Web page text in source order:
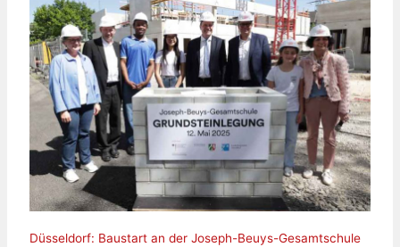
Düsseldorf: Baustart an der Joseph-Beuys-Gesamtschule